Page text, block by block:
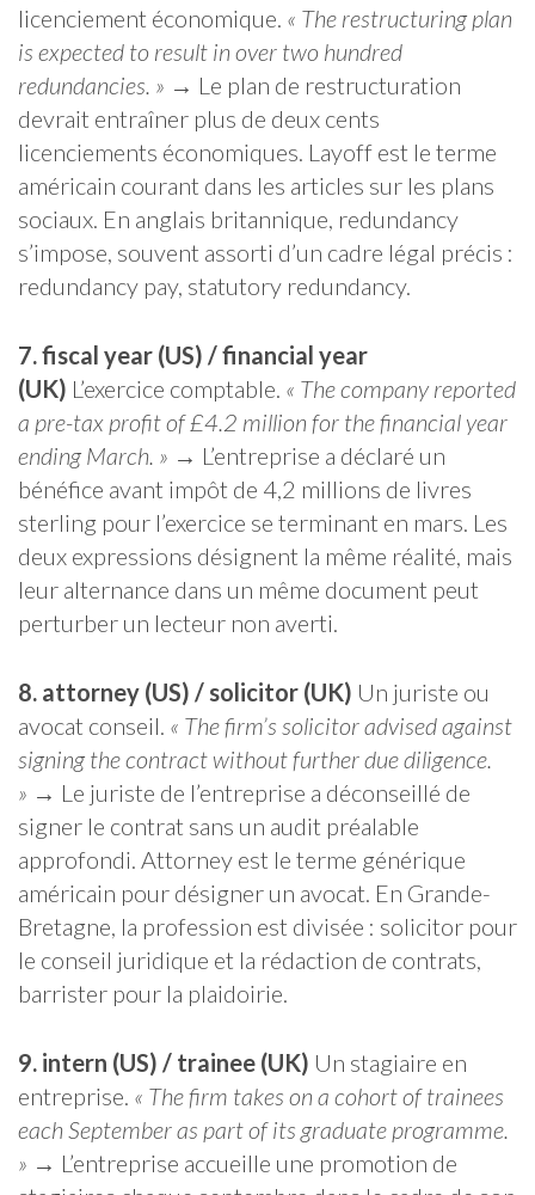
licenciement économique. « The restructuring plan
is expected to result in over two hundred
redundancies. » → Le plan de restructuration
devrait entraîner plus de deux cents
licenciements économiques. Layoff est le terme
américain courant dans les articles sur les plans
sociaux. En anglais britannique, redundancy
s’impose, souvent assorti d’un cadre légal précis :
redundancy pay, statutory redundancy.
7. fiscal year (US) / financial year
(UK) L’exercice comptable. « The company reported
a pre-tax profit of £4.2 million for the financial year
ending March. » → L’entreprise a déclaré un
bénéfice avant impôt de 4,2 millions de livres
sterling pour l’exercice se terminant en mars. Les
deux expressions désignent la même réalité, mais
leur alternance dans un même document peut
perturber un lecteur non averti.
8. attorney (US) / solicitor (UK) Un juriste ou
avocat conseil. « The firm’s solicitor advised against
signing the contract without further due diligence.
» → Le juriste de l’entreprise a déconseillé de
signer le contrat sans un audit préalable
approfondi. Attorney est le terme générique
américain pour désigner un avocat. En Grande-
Bretagne, la profession est divisée : solicitor pour
le conseil juridique et la rédaction de contrats,
barrister pour la plaidoirie.
9. intern (US) / trainee (UK) Un stagiaire en
entreprise. « The firm takes on a cohort of trainees
each September as part of its graduate programme.
» → L’entreprise accueille une promotion de